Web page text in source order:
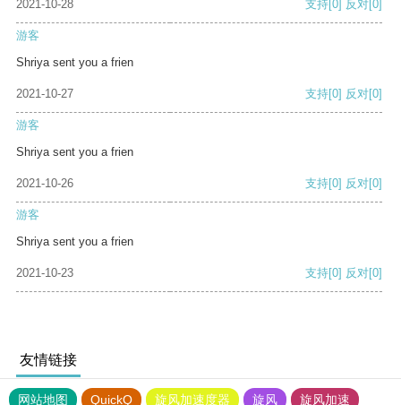
2021-10-28 支持[0] 反对[0]
游客
Shriya sent you a frien
2021-10-27 支持[0] 反对[0]
游客
Shriya sent you a frien
2021-10-26 支持[0] 反对[0]
游客
Shriya sent you a frien
2021-10-23 支持[0] 反对[0]
友情链接
网站地图 QuickQ 旋风加速度器 旋风 旋风加速